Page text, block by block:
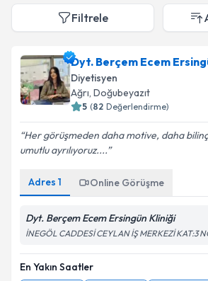
Filtrele
Dyt. Berçem Ecem
Diyetisyen
Ağrı, Doğubeyazıt
5 (82 Değerlendirme)
Her görüşmeden daha motive, daha
umutlu ayrılıyoruz....
Adres 1 Online Görüşme
Dyt. Berçem Ecem Ersingün Kliniği
İNEGÖL CADDESİ CEYLAN İŞ MERKEZİ KAT:3
En Yakın Saatler